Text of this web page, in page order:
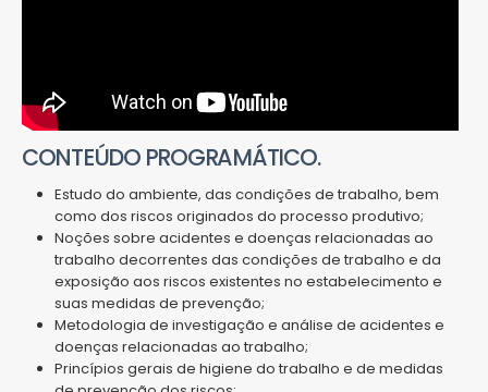
CONTEÚDO PROGRAMÁTICO.
Estudo do ambiente, das condições de trabalho, bem
como dos riscos originados do processo produtivo;
Noções sobre acidentes e doenças relacionadas ao
trabalho decorrentes das condições de trabalho e da
exposição aos riscos existentes no estabelecimento e
suas medidas de prevenção;
Metodologia de investigação e análise de acidentes e
doenças relacionadas ao trabalho;
Princípios gerais de higiene do trabalho e de medidas